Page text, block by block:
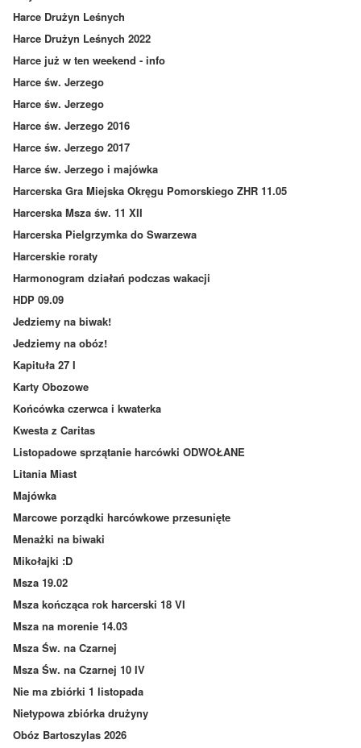
Harce Drużyn Leśnych
Harce Drużyn Leśnych 2022
Harce już w ten weekend - info
Harce św. Jerzego
Harce św. Jerzego
Harce św. Jerzego 2016
Harce św. Jerzego 2017
Harce św. Jerzego i majówka
Harcerska Gra Miejska Okręgu Pomorskiego ZHR 11.05
Harcerska Msza św. 11 XII
Harcerska Pielgrzymka do Swarzewa
Harcerskie roraty
Harmonogram działań podczas wakacji
HDP 09.09
Jedziemy na biwak!
Jedziemy na obóz!
Kapituła 27 I
Karty Obozowe
Końcówka czerwca i kwaterka
Kwesta z Caritas
Listopadowe sprzątanie harcówki ODWOŁANE
Litania Miast
Majówka
Marcowe porządki harcówkowe przesunięte
Menażki na biwaki
Mikołajki :D
Msza 19.02
Msza kończąca rok harcerski 18 VI
Msza na morenie 14.03
Msza Św. na Czarnej
Msza Św. na Czarnej 10 IV
Nie ma zbiórki 1 listopada
Nietypowa zbiórka drużyny
Obóz Bartoszylas 2026